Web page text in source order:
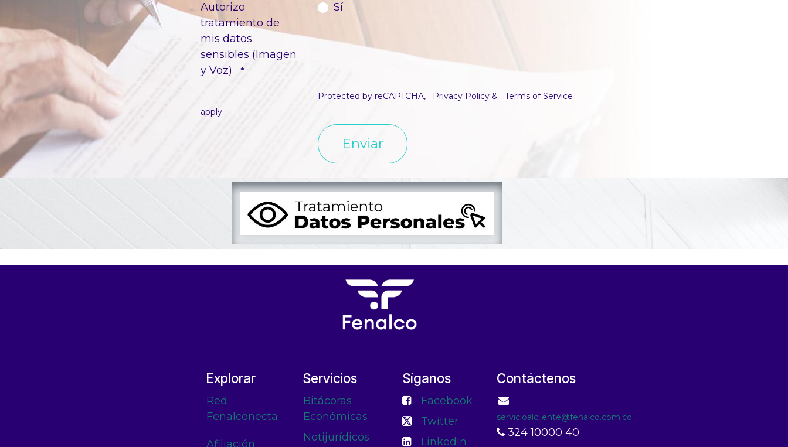
Autorizo
tratamiento de
mis datos
sensibles (Imagen
y Voz)
*
Sí
Protected by reCAPTCHA, Privacy Policy &
Terms of Service
apply.
Enviar
Explorar
Red
Fenalconecta
Afiliación
Servicios
Bitácoras
Económicas
Notijurídicos
Síganos
Facebook
Twitter
LinkedIn
Contáctenos
servicioalcliente@fenalco.com.co
324 10000 40